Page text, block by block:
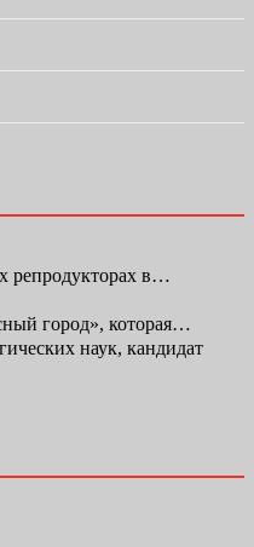
репродукторах в…
город», которая…
наук, кандидат